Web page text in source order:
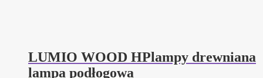
LUMIO WOOD HPlampy drewniana
lampa podłogowa